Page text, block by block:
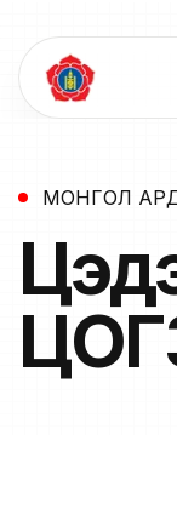
МОНГОЛ